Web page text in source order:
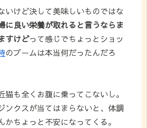
いけど決して美味しいものではな
に良い栄養が取れると言うならま
すけどって感じでちょっとショッ
のブームは本当何だったんだろ
猫も全くお腹に乗ってこないし。
ンクスが当てはまらないと、体調
かちょっと不安になってくる。